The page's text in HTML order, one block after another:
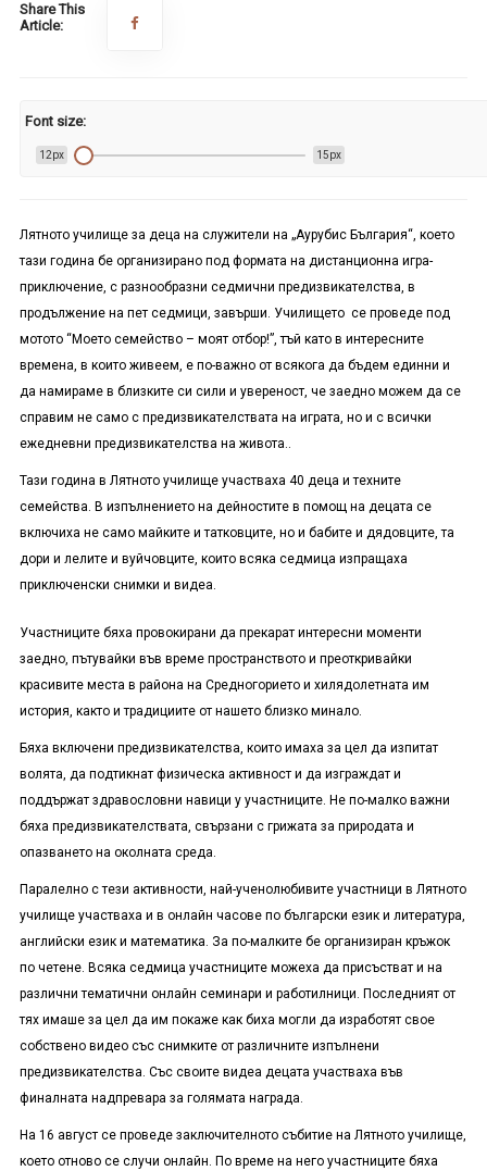
Share This
Article:
Font size:
12px 15px
Лятното училище за деца на служители на „Аурубис България“, което
тази година бе организирано под формата на дистанционна игра-
приключение, с разнообразни седмични предизвикателства, в
продължение на пет седмици, завърши. Училището се проведе под
мотото “Моето семейство – моят отбор!”, тъй като в интересните
времена, в които живеем, е по-важно от всякога да бъдем единни и
да намираме в близките си сили и увереност, че заедно можем да се
справим не само с предизвикателствата на играта, но и с всички
ежедневни предизвикателства на живота..
Тази година в Лятното училище участваха 40 деца и техните
семейства. В изпълнението на дейностите в помощ на децата се
включиха не само майките и татковците, но и бабите и дядовците, та
дори и лелите и вуйчовците, които всяка седмица изпращаха
приключенски снимки и видеа.
Участниците бяха провокирани да прекарат интересни моменти
заедно, пътувайки във време пространството и преоткривайки
красивите места в района на Средногорието и хилядолетната им
история, както и традициите от нашето близко минало.
Бяха включени предизвикателства, които имаха за цел да изпитат
волята, да подтикнат физическа активност и да изграждат и
поддържат здравословни навици у участниците. Не по-малко важни
бяха предизвикателствата, свързани с грижата за природата и
опазването на околната среда.
Паралелно с тези активности, най-ученолюбивите участници в Лятното
училище участваха и в онлайн часове по български език и литература,
английски език и математика. За по-малките бе организиран кръжок
по четене. Всяка седмица участниците можеха да присъстват и на
различни тематични онлайн семинари и работилници. Последният от
тях имаше за цел да им покаже как биха могли да изработят свое
собствено видео със снимките от различните изпълнени
предизвикателства. Със своите видеа децата участваха във
финалната надпревара за голямата награда.
На 16 август се проведе заключителното събитие на Лятното училище,
което отново се случи онлайн. По време на него участниците бяха